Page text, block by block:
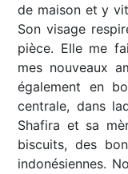
de maison et y
Son visage
pièce. Elle me
mes nouveaux
également en
centrale, dans
Shafira et sa
biscuits, des
indonésiennes.